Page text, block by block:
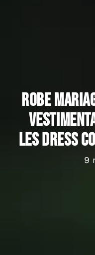
Robe
les dress
9